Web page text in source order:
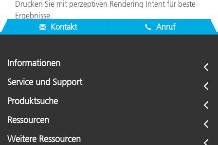
Drucken Sie mit perzeptiven Rendering Intent für beste
Ergebnisse.
Kontakt
Anruf
Informationen
Service und Support
Produktsuche
Ressourcen
Weitere Ressourcen